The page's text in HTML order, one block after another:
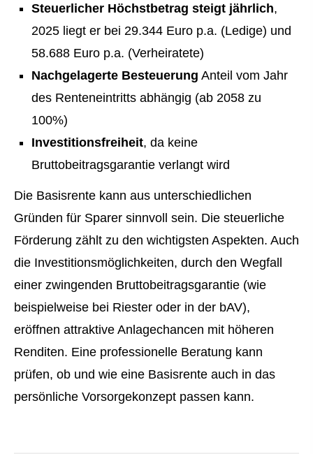
Steuerlicher Höchstbetrag steigt jährlich,
2025 liegt er bei 29.344 Euro p.a. (Ledige) und
58.688 Euro p.a. (Verheiratete)
Nachgelagerte Besteuerung Anteil vom Jahr
des Renteneintritts abhängig (ab 2058 zu
100%)
Investitionsfreiheit, da keine
Bruttobeitragsgarantie verlangt wird
Die Basisrente kann aus unterschiedlichen
Gründen für Sparer sinnvoll sein. Die steuerliche
Förderung zählt zu den wichtigsten Aspekten. Auch
die Investitionsmöglichkeiten, durch den Wegfall
einer zwingenden Bruttobeitragsgarantie (wie
beispielweise bei Riester oder in der bAV),
eröffnen attraktive Anlagechancen mit höheren
Renditen. Eine professionelle Beratung kann
prüfen, ob und wie eine Basisrente auch in das
persönliche Vorsorgekonzept passen kann.